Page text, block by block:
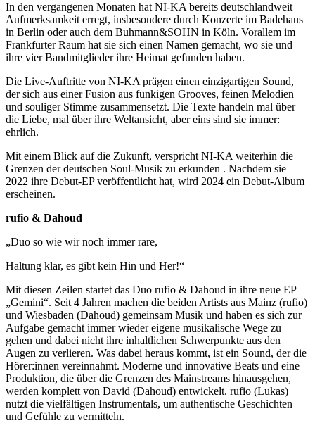
In den vergangenen Monaten hat NI-KA bereits deutschlandweit
Aufmerksamkeit erregt, insbesondere durch Konzerte im Badehaus
in Berlin oder auch dem Buhmann&SOHN in Köln. Vorallem im
Frankfurter Raum hat sie sich einen Namen gemacht, wo sie und
ihre vier Bandmitglieder ihre Heimat gefunden haben.
Die Live-Auftritte von NI-KA prägen einen einzigartigen Sound,
der sich aus einer Fusion aus funkigen Grooves, feinen Melodien
und souliger Stimme zusammensetzt. Die Texte handeln mal über
die Liebe, mal über ihre Weltansicht, aber eins sind sie immer:
ehrlich.
Mit einem Blick auf die Zukunft, verspricht NI-KA weiterhin die
Grenzen der deutschen Soul-Musik zu erkunden . Nachdem sie
2022 ihre Debut-EP veröffentlicht hat, wird 2024 ein Debut-Album
erscheinen.
rufio & Dahoud
„Duo so wie wir noch immer rare,
Haltung klar, es gibt kein Hin und Her!“
Mit diesen Zeilen startet das Duo rufio & Dahoud in ihre neue EP
„Gemini“. Seit 4 Jahren machen die beiden Artists aus Mainz (rufio)
und Wiesbaden (Dahoud) gemeinsam Musik und haben es sich zur
Aufgabe gemacht immer wieder eigene musikalische Wege zu
gehen und dabei nicht ihre inhaltlichen Schwerpunkte aus den
Augen zu verlieren. Was dabei heraus kommt, ist ein Sound, der die
Hörer:innen vereinnahmt. Moderne und innovative Beats und eine
Produktion, die über die Grenzen des Mainstreams hinausgehen,
werden komplett von David (Dahoud) entwickelt. rufio (Lukas)
nutzt die vielfältigen Instrumentals, um authentische Geschichten
und Gefühle zu vermitteln.